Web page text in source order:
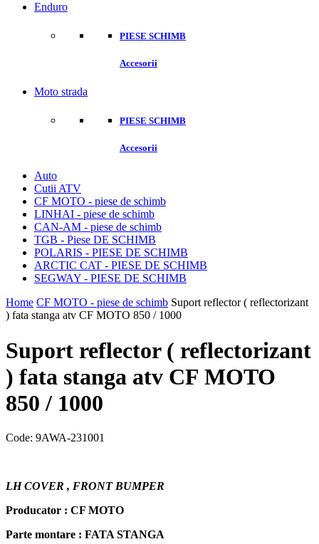
Enduro
PIESE SCHIMB
Accesorii
Moto strada
PIESE SCHIMB
Accesorii
Auto
Cutii ATV
CF MOTO - piese de schimb
LINHAI - piese de schimb
CAN-AM - piese de schimb
TGB - Piese DE SCHIMB
POLARIS - PIESE DE SCHIMB
ARCTIC CAT - PIESE DE SCHIMB
SEGWAY - PIESE DE SCHIMB
Home CF MOTO - piese de schimb Suport reflector ( reflectorizant
) fata stanga atv CF MOTO 850 / 1000
Suport reflector ( reflectorizant
) fata stanga atv CF MOTO
850 / 1000
Code: 9AWA-231001
LH COVER , FRONT BUMPER
Producator : CF MOTO
Parte montare : FATA STANGA